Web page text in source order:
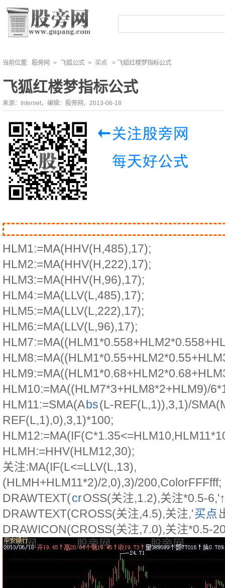
当前位置: 股旁网 > 飞狐公式 > 买点 > 飞狐红楼梦指标公式
飞狐红楼梦指标公式
来源：Internet，编辑：股旁网，2013-06-18
HLM1:=MA(HHV(H,485),17);
HLM2:=MA(HHV(H,222),17);
HLM3:=MA(HHV(H,96),17);
HLM4:=MA(LLV(L,485),17);
HLM5:=MA(LLV(L,222),17);
HLM6:=MA(LLV(L,96),17);
HLM10:=MA((HLM7*3+HLM8*2+HLM9)/
HLM11:=SMA(Abs(L-REF(L,1)),3,1)/
REF(L,1),0),3,1)*100;
HLMH:=HHV(HLM12,30);
关注:MA(IF(L<=LLV(L,13),
(HLMH+HLM11*2)/2,0),3)/200,ColorFFFfff;
DRAWTEXT(crOSS(关注,1.2),关注*0.5-
DRAWTEXT(CROSS(关注,4.5),关注,'买点
DRAWICON(CROSS(关注,7.0),关注*0.5-